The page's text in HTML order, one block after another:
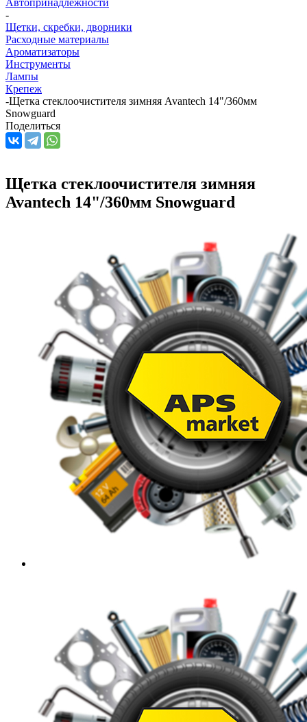
-
Щетки, скребки, дворники
Расходные материалы
Ароматизаторы
Инструменты
Лампы
Крепеж
-Щетка стеклоочистителя зимняя Avantech 14"/360мм
Snowguard
Поделиться
Щетка стеклоочистителя зимняя
Avantech 14"/360мм Snowguard